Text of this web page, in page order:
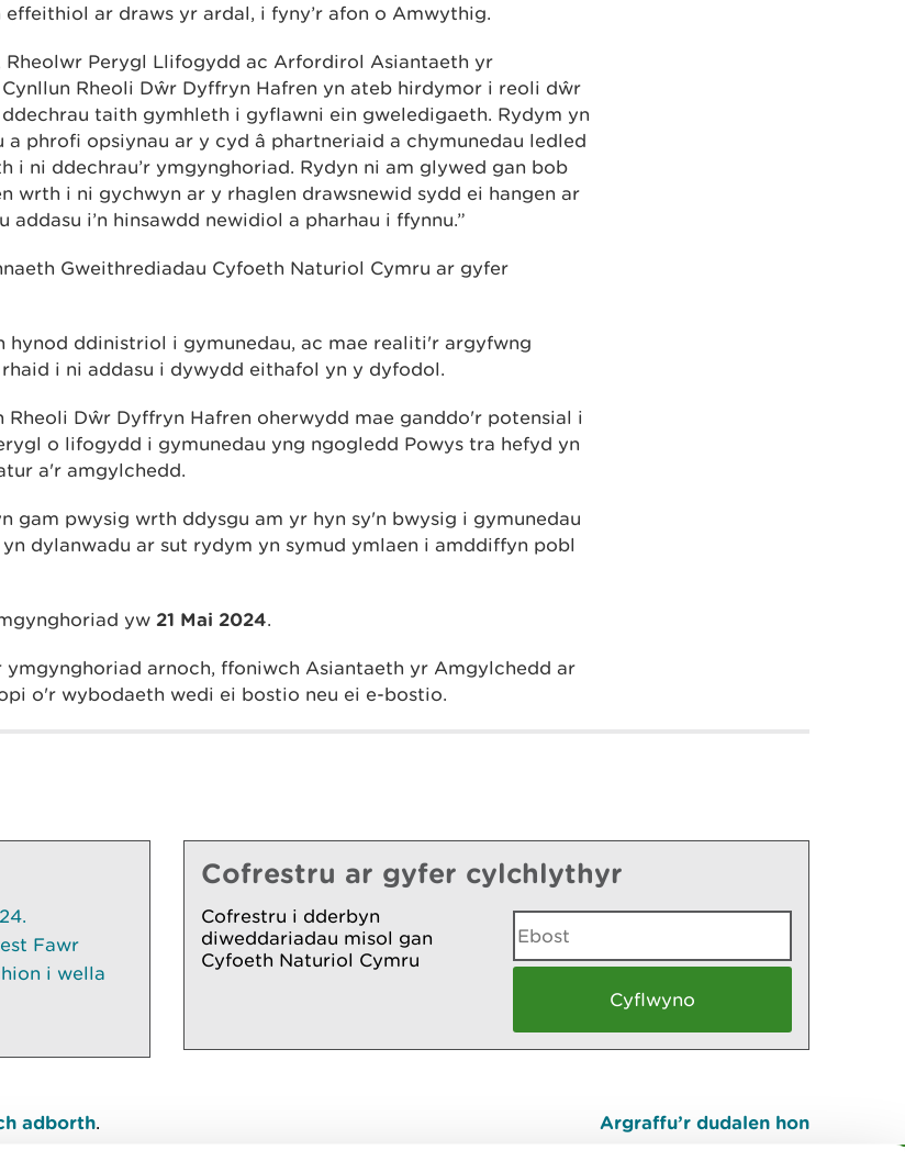
ar draws yr ardal, i fyny’r afon o Amwythig.
Rheolwr Perygl Llifogydd ac Arfordirol Asiantaeth yr
Rheoli Dŵr Dyffryn Hafren yn ateb hirdymor i reoli dŵr
taith gymhleth i gyflawni ein gweledigaeth. Rydym yn
phrofi opsiynau ar y cyd â phartneriaid a chymunedau ledled
i ni ddechrau’r ymgynghoriad. Rydyn ni am glywed gan bob
wrth i ni gychwyn ar y rhaglen drawsnewid sydd ei hangen ar
i’n hinsawdd newidiol a pharhau i ffynnu.”
Gweithrediadau Cyfoeth Naturiol Cymru ar gyfer
ddinistriol i gymunedau, ac mae realiti'r argyfwng
i ni addasu i dywydd eithafol yn y dyfodol.
Rheoli Dŵr Dyffryn Hafren oherwydd mae ganddo'r potensial i
o lifogydd i gymunedau yng ngogledd Powys tra hefyd yn
a'r amgylchedd.
gam pwysig wrth ddysgu am yr hyn sy'n bwysig i gymunedau
dylanwadu ar sut rydym yn symud ymlaen i amddiffyn pobl
yw 21 Mai 2024.
ymgynghoriad arnoch, ffoniwch Asiantaeth yr Amgylchedd ar
o'r wybodaeth wedi ei bostio neu ei e-bostio.
Fawr
i wella
Cofrestru ar gyfer cylchlythyr
Cofrestru i dderbyn
diweddariadau misol gan
Cyfoeth Naturiol Cymru
adborth. Argraffu’r dudalen hon